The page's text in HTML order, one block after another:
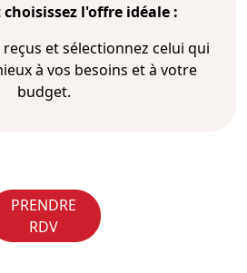
choisissez l'offre idéale :
reçus et sélectionnez celui qui
à vos besoins et à votre
budget.
PRENDRE
RDV